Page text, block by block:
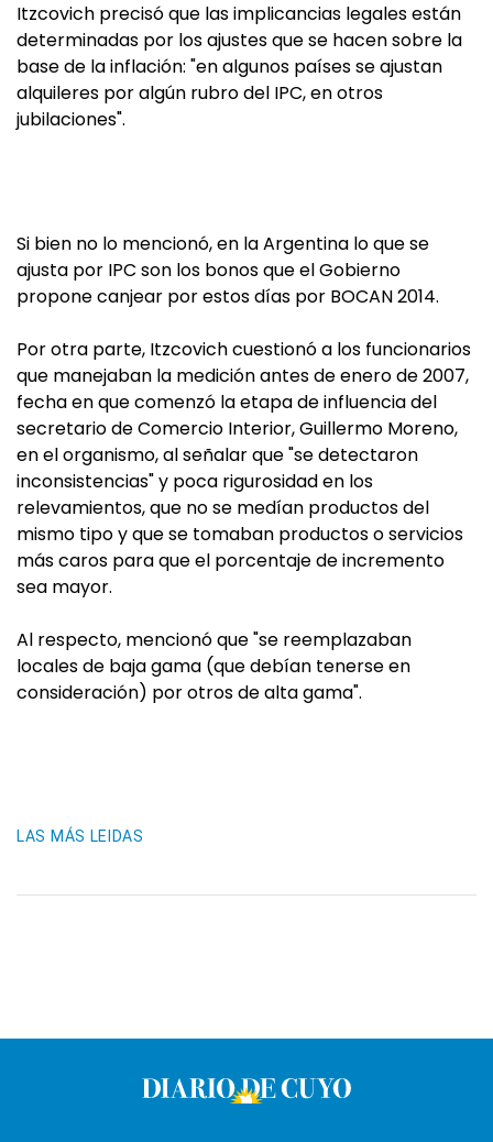
Itzcovich precisó que las implicancias legales están
determinadas por los ajustes que se hacen sobre la
base de la inflación: "en algunos países se ajustan
alquileres por algún rubro del IPC, en otros
jubilaciones".
Si bien no lo mencionó, en la Argentina lo que se
ajusta por IPC son los bonos que el Gobierno
propone canjear por estos días por BOCAN 2014.
Por otra parte, Itzcovich cuestionó a los funcionarios
que manejaban la medición antes de enero de 2007,
fecha en que comenzó la etapa de influencia del
secretario de Comercio Interior, Guillermo Moreno,
en el organismo, al señalar que "se detectaron
inconsistencias" y poca rigurosidad en los
relevamientos, que no se medían productos del
mismo tipo y que se tomaban productos o servicios
más caros para que el porcentaje de incremento
sea mayor.
Al respecto, mencionó que "se reemplazaban
locales de baja gama (que debían tenerse en
consideración) por otros de alta gama".
LAS MÁS LEIDAS